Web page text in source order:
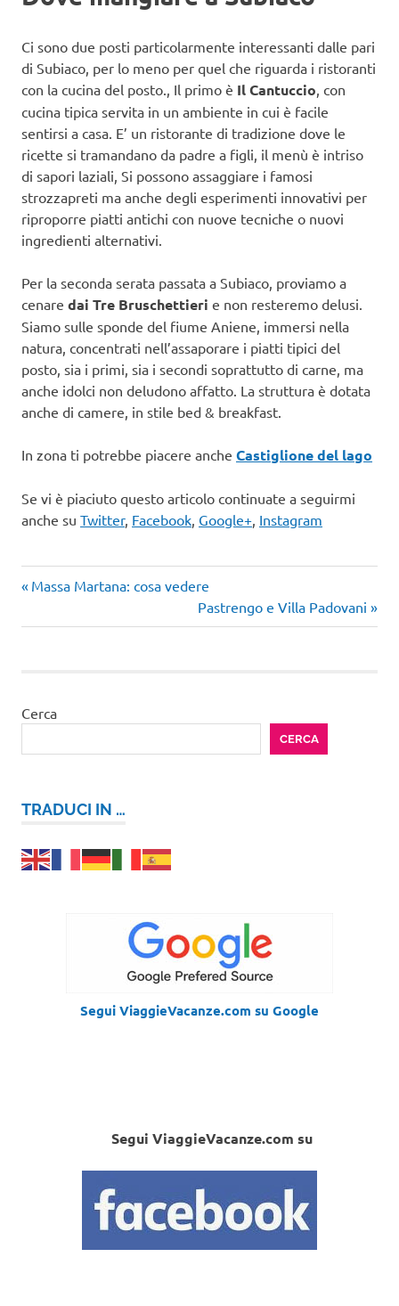
Ci sono due posti particolarmente interessanti dalle pari
di Subiaco, per lo meno per quel che riguarda i ristoranti
con la cucina del posto., Il primo è Il Cantuccio , con
cucina tipica servita in un ambiente in cui è facile
sentirsi a casa. E’ un ristorante di tradizione dove le
ricette si tramandano da padre a figli, il menù è intriso
di sapori laziali, Si possono assaggiare i famosi
strozzapreti ma anche degli esperimenti innovativi per
riproporre piatti antichi con nuove tecniche o nuovi
ingredienti alternativi.
Per la seconda serata passata a Subiaco, proviamo a
cenare dai Tre Bruschettieri e non resteremo delusi.
Siamo sulle sponde del fiume Aniene, immersi nella
natura, concentrati nell’assaporare i piatti tipici del
posto, sia i primi, sia i secondi soprattutto di carne, ma
anche idolci non deludono affatto. La struttura è dotata
anche di camere, in stile bed & breakfast.
In zona ti potrebbe piacere anche Castiglione del lago
Se vi è piaciuto questo articolo continuate a seguirmi
anche su Twitter, Facebook Google+ Instagram
Navigazione
articoli
Articolo
Massa Martana: cosa vedere
Articolo
successivo:
Pastrengo e Villa Padovani
Cerca
CERCA
TRADUCI IN …
Segui ViaggieVacanze.com su Google
Segui ViaggieVacanze.com su